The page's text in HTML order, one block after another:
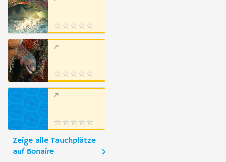
Zeige alle Tauchplätze
auf Bonaire